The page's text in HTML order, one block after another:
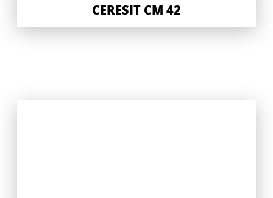
CERESIT CM 42